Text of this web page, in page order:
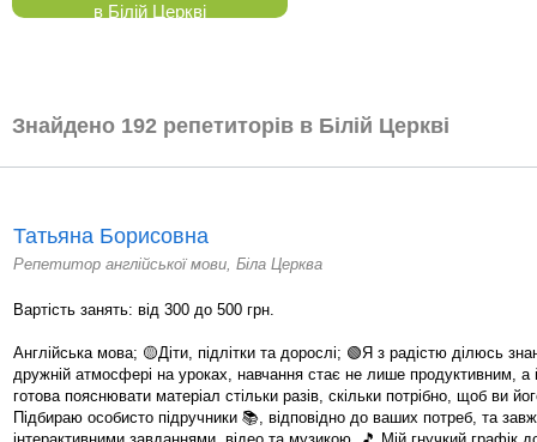
в Білій Церкві
Знайдено 192 репетиторів в Білій Церкві
Татьяна Борисовна
Репетитор англійської мови, Біла Церква
Вартість занять: від 300 до 500 грн.
Англійська мова; 🟡Діти, підлітки та дорослі; 🟢Я з радістю ділюсь
дружній атмосфері на уроках, навчання стає не лише продуктивним,
готова пояснювати матеріал стільки разів, скільки потрібно, щоб ви
Підбираю особисто підручники 📚, відповідно до ваших потреб, та